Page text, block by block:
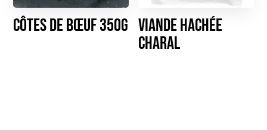
Côtes de bœuf 350g Viande hachée
CHARAL